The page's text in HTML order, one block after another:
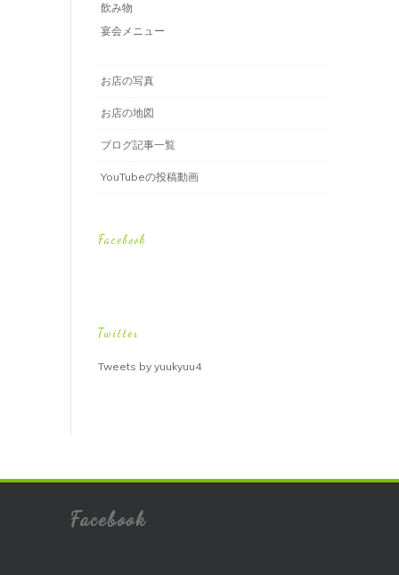
飲み物
宴会メニュー
お店の写真
お店の地図
ブログ記事一覧
YouTubeの投稿動画
Facebook
Twitter
Tweets by yuukyuu4
Facebook